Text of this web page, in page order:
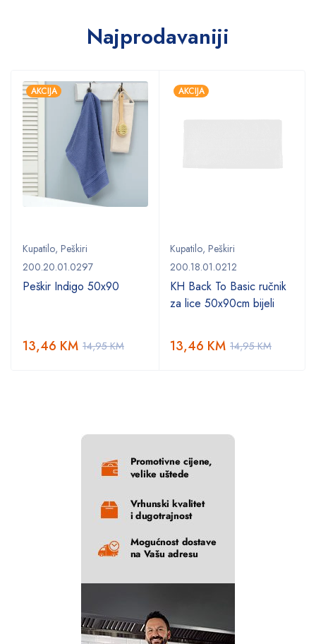
Najprodavaniji
AKCIJA
Kupatilo, Peškiri
200.20.01.0297
Peškir Indigo 50x90
14,95KM
13,46 KM
AKCIJA
Kupatilo, Peškiri
200.18.01.0212
KH Back To Basic ručnik
za lice 50x90cm bijeli
14,95KM
13,46 KM